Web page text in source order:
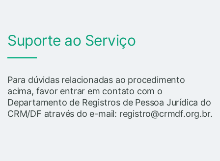
Suporte ao Serviço
Para dúvidas relacionadas ao procedimento
acima, favor entrar em contato com o
Departamento de Registros de Pessoa Jurídica do
CRM/DF através do e-mail: registro@crmdf.org.br.